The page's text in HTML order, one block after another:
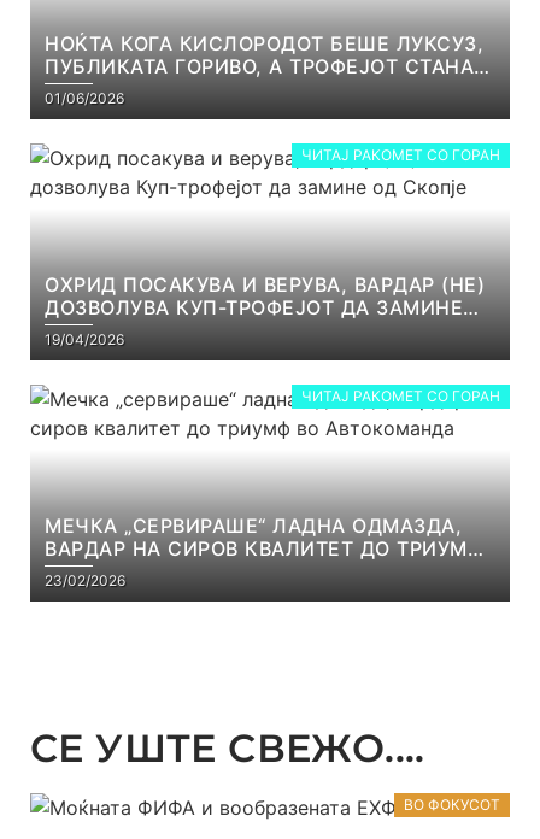
НОЌТА КОГА КИСЛОРОДОТ БЕШЕ ЛУКСУЗ,
ПУБЛИКАТА ГОРИВО, А ТРОФЕЈОТ СТАНА
РЕАЛНОСТ
01/06/2026
ЧИТАЈ РАКОМЕТ СО ГОРАН
ОХРИД ПОСАКУВА И ВЕРУВА, ВАРДАР (НЕ)
ДОЗВОЛУВА КУП-ТРОФЕЈОТ ДА ЗАМИНЕ
ОД СКОПЈЕ
19/04/2026
ЧИТАЈ РАКОМЕТ СО ГОРАН
МЕЧКА „СЕРВИРАШЕ“ ЛАДНА ОДМАЗДА,
ВАРДАР НА СИРОВ КВАЛИТЕТ ДО ТРИУМФ
ВО АВТОКОМАНДА
23/02/2026
СЕ УШТЕ СВЕЖО....
ВО ФОКУСОТ